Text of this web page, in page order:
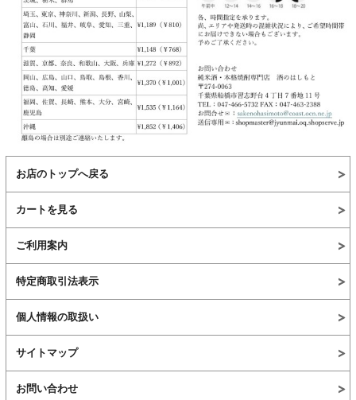
お店のトップへ戻る
カートを見る
ご利用案内
特定商取引法表示
個人情報の取扱い
サイトマップ
お問い合わせ